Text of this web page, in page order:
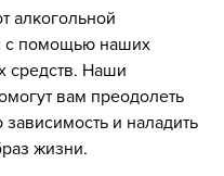
алкогольной
с помощью наших
средств. Наши
вам преодолеть
и наладить
жизни.